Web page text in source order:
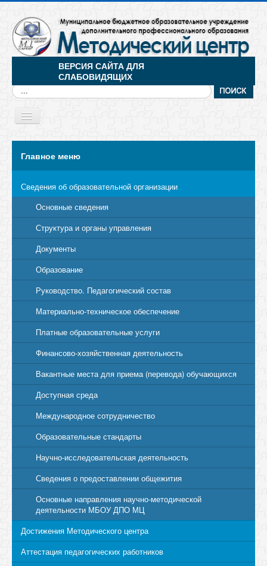
ВЕРСИЯ САЙТА ДЛЯ
СЛАБОВИДЯЩИХ
Искать...
Toggle
Главное меню
Сведения об образовательной организации
Основные сведения
Структура и органы управления
Документы
Образование
Руководство. Педагогический состав
Материально-техническое обеспечение
Платные образовательные услуги
Финансово-хозяйственная деятельность
Вакантные места для приема (перевода) обучающихся
Доступная среда
Международное сотрудничество
Образовательные стандарты
Научно-исследовательская деятельность
Сведения о предоставлении общежития
Основные направления научно-методической
деятельности МБОУ ДПО МЦ
Достижения Методического центра
Аттестация педагогических работников